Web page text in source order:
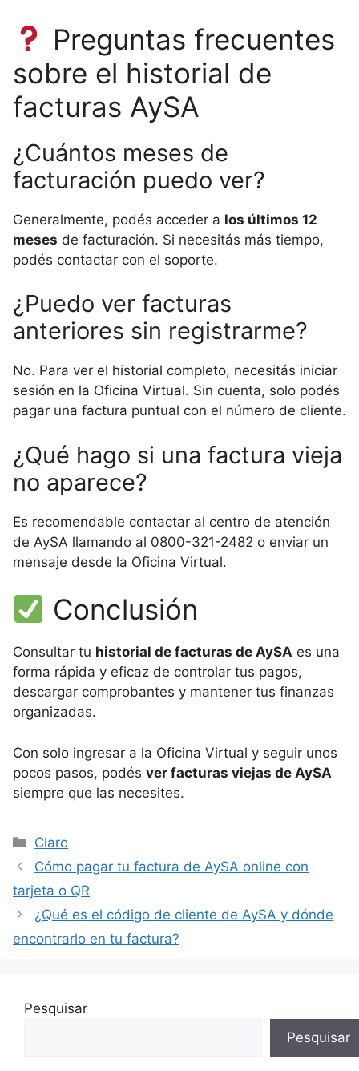
Preguntas frecuentes
sobre el historial de
facturas AySA
¿Cuántos meses de
facturación puedo ver?
Generalmente, podés acceder a los últimos 12
meses de facturación. Si necesitás más tiempo,
podés contactar con el soporte.
¿Puedo ver facturas
anteriores sin registrarme?
No. Para ver el historial completo, necesitás iniciar
sesión en la Oficina Virtual. Sin cuenta, solo podés
pagar una factura puntual con el número de cliente.
¿Qué hago si una factura vieja
no aparece?
Es recomendable contactar al centro de atención
de AySA llamando al 0800-321-2482 o enviar un
mensaje desde la Oficina Virtual.
Conclusión
Consultar tu historial de facturas de AySA es una
forma rápida y eficaz de controlar tus pagos,
descargar comprobantes y mantener tus finanzas
organizadas.
Con solo ingresar a la Oficina Virtual y seguir unos
pocos pasos, podés ver facturas viejas de AySA
siempre que las necesites.
Categorías
Claro
Cómo pagar tu factura de AySA online con
tarjeta o QR
¿Qué es el código de cliente de AySA y dónde
encontrarlo en tu factura?
Pesquisar
Pesquisar